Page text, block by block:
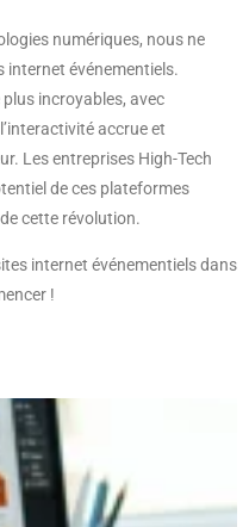
numériques, nous ne
internet événementiels.
incroyables, avec
accrue et
Les entreprises High-Tech
de ces plateformes
cette révolution.
internet événementiels dans
!